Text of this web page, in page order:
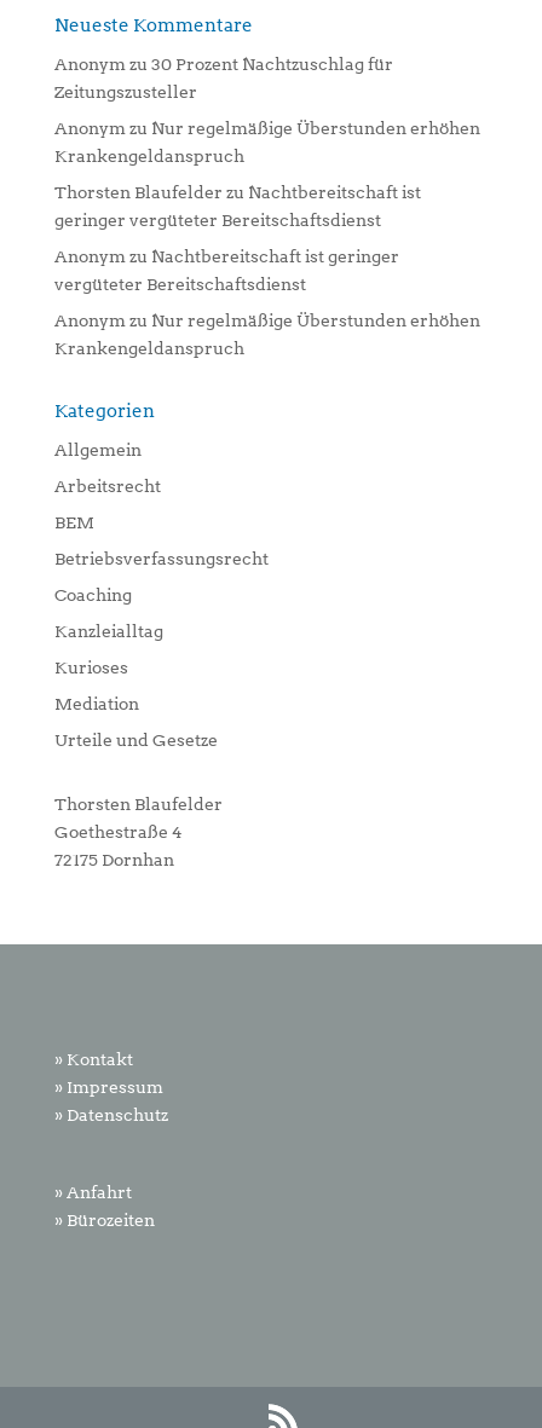
Neueste Kommentare
Anonym zu 30 Prozent Nachtzuschlag für
Zeitungszusteller
Anonym zu Nur regelmäßige Überstunden erhöhen
Krankengeldanspruch
Thorsten Blaufelder zu Nachtbereitschaft ist
geringer vergüteter Bereitschaftsdienst
Anonym zu Nachtbereitschaft ist geringer
vergüteter Bereitschaftsdienst
Anonym zu Nur regelmäßige Überstunden erhöhen
Krankengeldanspruch
Kategorien
Allgemein
Arbeitsrecht
BEM
Betriebsverfassungsrecht
Coaching
Kanzleialltag
Kurioses
Mediation
Urteile und Gesetze
Thorsten Blaufelder
Goethestraße 4
72175 Dornhan
» Kontakt
» Impressum
» Datenschutz
» Anfahrt
» Bürozeiten